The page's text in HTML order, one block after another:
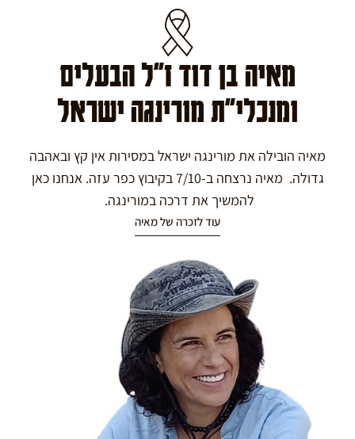
מאיה בן דוד ז"ל הבעלים
ומנכלי"ת מורינגה ישראל
מאיה הובילה את מורינגה ישראל במסירות אין קץ ובאהבה
גדולה. מאיה נרצחה ב-7/10 בקיבוץ כפר עזה. אנחנו כאן
להמשיך את דרכה במורינגה.
עוד לזכרה של מאיה